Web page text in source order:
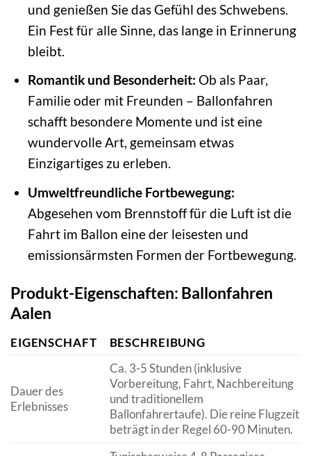
und genießen Sie das Gefühl des Schwebens.
Ein Fest für alle Sinne, das lange in Erinnerung
bleibt.
Romantik und Besonderheit: Ob als Paar,
Familie oder mit Freunden – Ballonfahren
schafft besondere Momente und ist eine
wundervolle Art, gemeinsam etwas
Einzigartiges zu erleben.
Umweltfreundliche Fortbewegung:
Abgesehen vom Brennstoff für die Luft ist die
Fahrt im Ballon eine der leisesten und
emissionsärmsten Formen der Fortbewegung.
Produkt-Eigenschaften: Ballonfahren
Aalen
EIGENSCHAFT BESCHREIBUNG
Dauer des
Erlebnisses
Ca. 3-5 Stunden (inklusive
Vorbereitung, Fahrt, Nachbereitung
und traditionellem
Ballonfahrertaufe). Die reine Flugzeit
beträgt in der Regel 60-90 Minuten.